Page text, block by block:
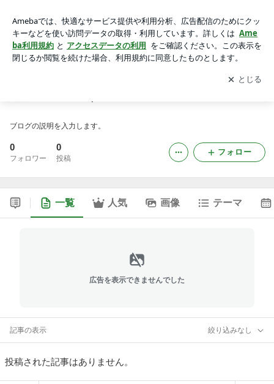
アプリをダウンロードして ブログの更新通知
を受け取りまし
ょう。
開く
ブログの説明を入力します。
0
フォロワー
0
投稿
フォロー
一覧 人気 画像 テーマ
広告を表示できませんでした
記事の表示 絞り込みなし
投稿された記事はありません。